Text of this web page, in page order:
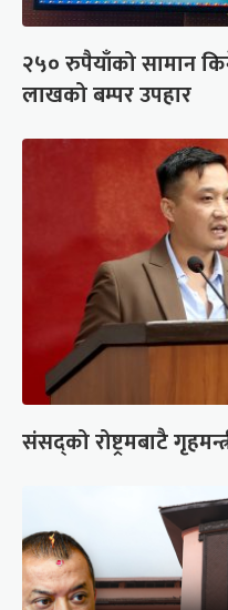
२५० रुपैयाँको सामान
लाखको बम्पर उपहार
संसद्को रोष्ट्रमबाटै